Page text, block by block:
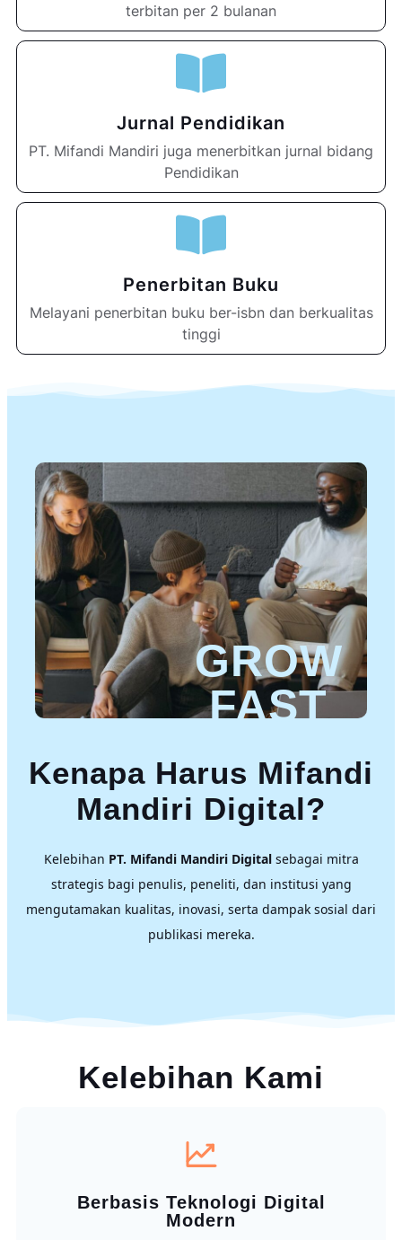
terbitan per 2 bulanan
Jurnal Pendidikan
PT. Mifandi Mandiri juga menerbitkan jurnal bidang
Pendidikan
Penerbitan Buku
Melayani penerbitan buku ber-isbn dan berkualitas
tinggi
GROW
FAST
Kenapa Harus Mifandi
Mandiri Digital?
Kelebihan PT. Mifandi Mandiri Digitalsebagai mitra
strategis bagi penulis, peneliti, dan institusi yang
mengutamakan kualitas, inovasi, serta dampak sosial dari
publikasi mereka.
Kelebihan Kami
Berbasis Teknologi Digital
Modern